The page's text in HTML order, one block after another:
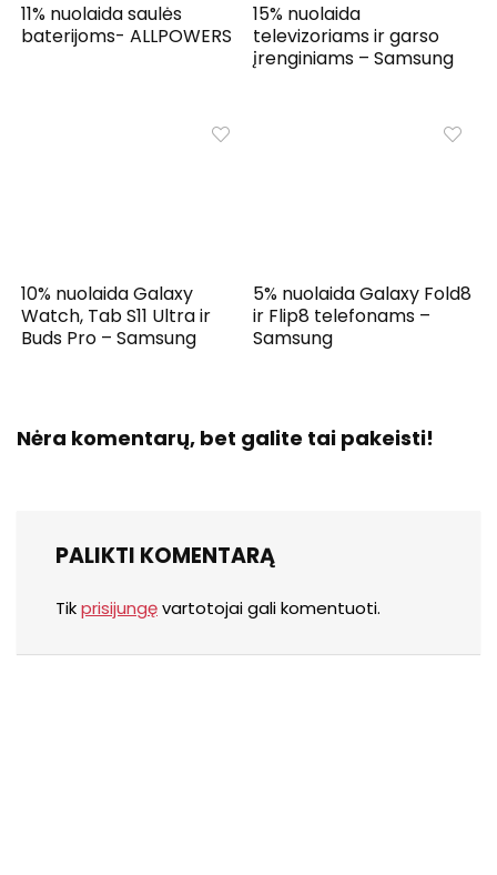
11% nuolaida saulės
baterijoms- ALLPOWERS
15% nuolaida
televizoriams ir garso
įrenginiams – Samsung
10% nuolaida Galaxy
Watch, Tab S11 Ultra ir
Buds Pro – Samsung
5% nuolaida Galaxy Fold8
ir Flip8 telefonams –
Samsung
Nėra komentarų, bet galite tai pakeisti!
PALIKTI KOMENTARĄ
Tikprisijungęvartotojai gali komentuoti.